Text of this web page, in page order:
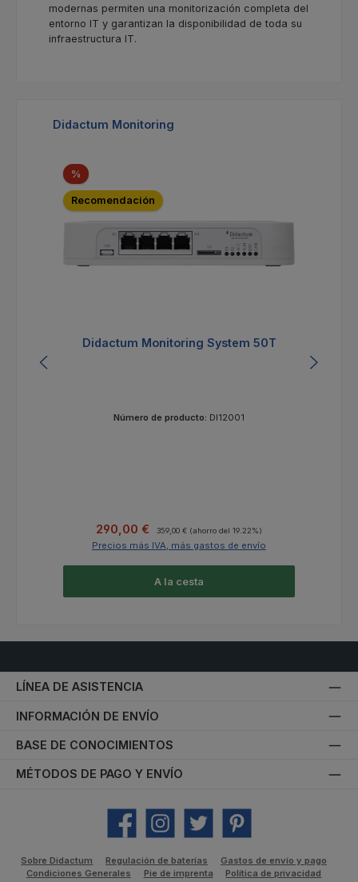
modernas permiten una monitorización completa del
entorno IT y garantizan la disponibilidad de toda su
infraestructura IT.
Omitir la galería de productos
Didactum Monitoring
%Descuento
Recomendación
Didactum Monitoring System 50T
Número de producto: DI12001
Precio de venta:
290,00 € Precio normal:
359,00 € (ahorro del 19.22%)
Precios más IVA, más gastos de envío
A la cesta
LÍNEA DE ASISTENCIA
INFORMACIÓN DE ENVÍO
BASE DE CONOCIMIENTOS
MÉTODOS DE PAGO Y ENVÍO
Facebook Instagram Twitter Pinterest
Sobre Didactum Regulación de baterías
Gastos de envío y pago
Condiciones Generales
Pie de imprenta
Política de privacidad